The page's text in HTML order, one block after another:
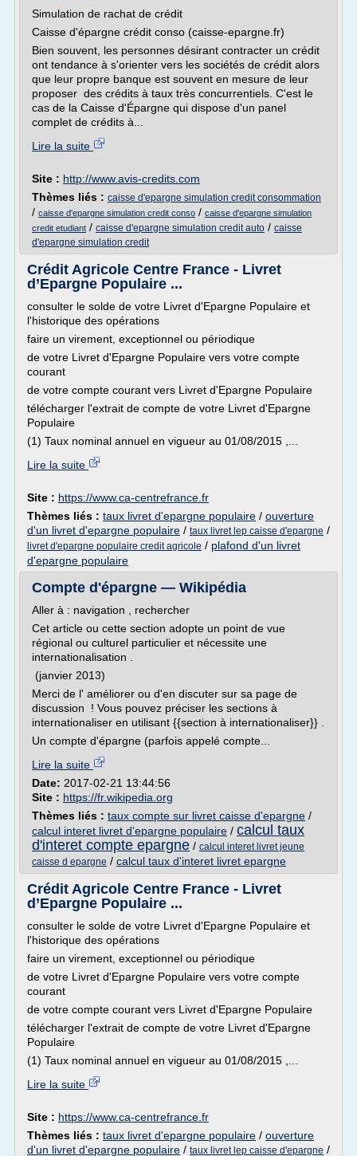
Simulation de rachat de crédit
Caisse d'épargne crédit conso (caisse-epargne.fr)
Bien souvent, les personnes désirant contracter un crédit
ont tendance à s'orienter vers les sociétés de crédit alors
que leur propre banque est souvent en mesure de leur
proposer des crédits à taux très concurrentiels. C'est le
cas de la Caisse d'Épargne qui dispose d'un panel
complet de crédits à...
Lire la suite
Site : http://www.avis-credits.com
Thèmes liés : caisse d'epargne simulation credit consommation
/ caisse d'epargne simulation credit conso / caisse d'epargne simulation
credit etudiant / caisse d'epargne simulation credit auto / caisse
d'epargne simulation credit
Crédit Agricole Centre France - Livret
d’Epargne Populaire ...
consulter le solde de votre Livret d'Epargne Populaire et
l'historique des opérations
faire un virement, exceptionnel ou périodique
de votre Livret d'Epargne Populaire vers votre compte
courant
de votre compte courant vers Livret d'Epargne Populaire
télécharger l'extrait de compte de votre Livret d'Epargne
Populaire
(1) Taux nominal annuel en vigueur au 01/08/2015 ,...
Lire la suite
Site : https://www.ca-centrefrance.fr
Thèmes liés : taux livret d'epargne populaire / ouverture
d'un livret d'epargne populaire / taux livret lep caisse d'epargne /
livret d'epargne populaire credit agricole / plafond d'un livret
d'epargne populaire
Compte d'épargne — Wikipédia
Aller à : navigation , rechercher
Cet article ou cette section adopte un point de vue
régional ou culturel particulier et nécessite une
internationalisation .
(janvier 2013)
Merci de l' améliorer ou d'en discuter sur sa page de
discussion ! Vous pouvez préciser les sections à
internationaliser en utilisant {{section à internationaliser}} .
Un compte d'épargne (parfois appelé compte...
Lire la suite
Date: 2017-02-21 13:44:56
Site : https://fr.wikipedia.org
Thèmes liés : taux compte sur livret caisse d'epargne /
calcul interet livret d'epargne populaire / calcul taux
d'interet compte epargne / calcul interet livret jeune
caisse d epargne / calcul taux d'interet livret epargne
Crédit Agricole Centre France - Livret
d’Epargne Populaire ...
consulter le solde de votre Livret d'Epargne Populaire et
l'historique des opérations
faire un virement, exceptionnel ou périodique
de votre Livret d'Epargne Populaire vers votre compte
courant
de votre compte courant vers Livret d'Epargne Populaire
télécharger l'extrait de compte de votre Livret d'Epargne
Populaire
(1) Taux nominal annuel en vigueur au 01/08/2015 ,...
Lire la suite
Site : https://www.ca-centrefrance.fr
Thèmes liés : taux livret d'epargne populaire / ouverture
d'un livret d'epargne populaire / taux livret lep caisse d'epargne /